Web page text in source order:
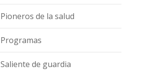
Pioneros de la salud
Programas
Saliente de guardia